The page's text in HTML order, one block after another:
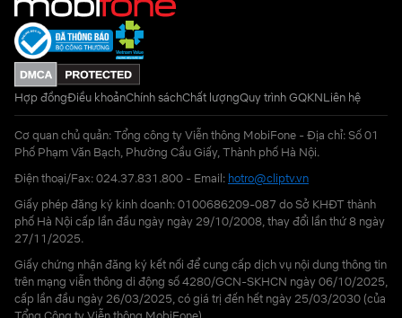
Hợp đồngĐiều khoảnChính sáchChất lượngQuy trình GQKNLiên hệ
Cơ quan chủ quản: Tổng công ty Viễn thông MobiFone - Địa chỉ: Số 01
Phố Phạm Văn Bạch, Phường Cầu Giấy, Thành phố Hà Nội.
Điện thoại/Fax: 024.37.831.800 - Email: hotro@cliptv.vn
Giấy phép đăng ký kinh doanh: 0100686209-087 do Sở KHĐT thành
phố Hà Nội cấp lần đầu ngày ngày 29/10/2008, thay đổi lần thứ 8 ngày
27/11/2025.
Giấy chứng nhận đăng ký kết nối để cung cấp dịch vụ nội dung thông tin
trên mạng viễn thông di động số 4280/GCN-SKHCN ngày 06/10/2025,
cấp lần đầu ngày 26/03/2025, có giá trị đến hết ngày 25/03/2030 (của